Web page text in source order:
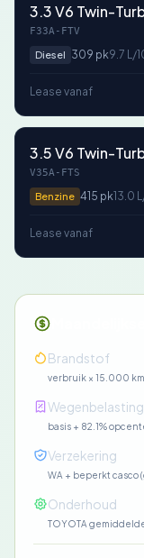
3.3 V6 Twin-
F33A-FTV
Diesel
309 pk9.7 L/
Lease vanaf
3.5 V6 Twin-
V35A-FTS
Benzine 415 pk13.0
Lease vanaf
Brandstof
verbruik × 15.000 km
Wegenbelasting
basis + 82.1%
Verzekering
WA + beperkt casco
Onderhoud
TOYOTA